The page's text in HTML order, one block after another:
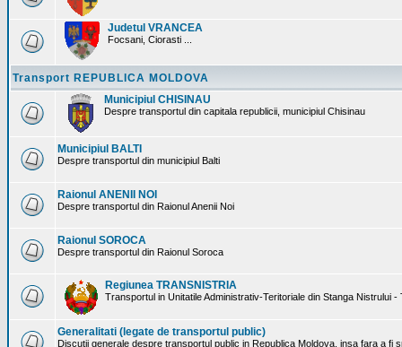
Judetul VRANCEA
Focsani, Ciorasti ...
Transport REPUBLICA MOLDOVA
Municipiul CHISINAU
Despre transportul din capitala republicii, municipiul Chisinau
Municipiul BALTI
Despre transportul din municipiul Balti
Raionul ANENII NOI
Despre transportul din Raionul Anenii Noi
Raionul SOROCA
Despre transportul din Raionul Soroca
Regiunea TRANSNISTRIA
Transportul in Unitatile Administrativ-Teritoriale din Stanga Nistrului -
Generalitati (legate de transportul public)
Discutii generale despre transportul public in Republica Moldova, insa fara a fi